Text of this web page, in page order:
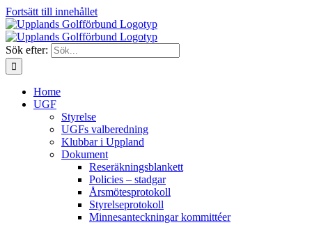
Fortsätt till innehållet
Sök efter:
Home
UGF
Styrelse
UGFs valberedning
Klubbar i Uppland
Dokument
Reseräkningsblankett
Policies – stadgar
Årsmötesprotokoll
Styrelseprotokoll
Minnesanteckningar kommittéer